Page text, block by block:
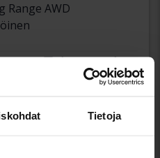
Tietoja
Range AWD
Tulossa pian